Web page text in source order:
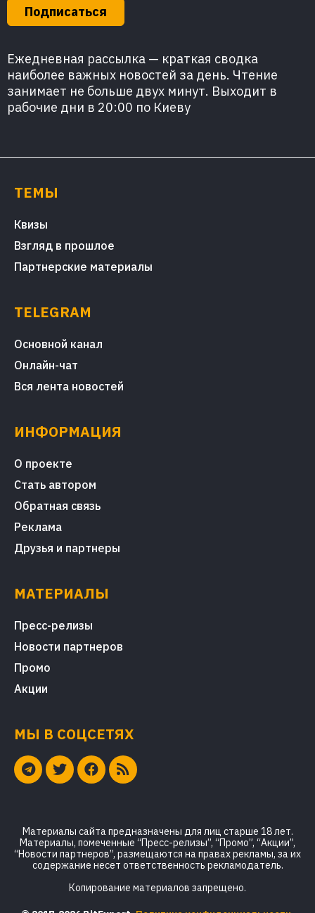
Подписаться
Ежедневная рассылка — краткая сводка
наиболее важных новостей за день. Чтение
занимает не больше двух минут. Выходит в
рабочие дни в 20:00 по Киеву
ТЕМЫ
Квизы
Взгляд в прошлое
Партнерские материалы
TELEGRAM
Основной канал
Онлайн-чат
Вся лента новостей
ИНФОРМАЦИЯ
О проекте
Стать автором
Обратная связь
Реклама
Друзья и партнеры
МАТЕРИАЛЫ
Пресс-релизы
Новости партнеров
Промо
Акции
МЫ В СОЦСЕТЯХ
Материалы сайта предназначены для лиц старше 18 лет.
Материалы, помеченные “Пресс-релизы”, “Промо”, “Акции”,
“Новости партнеров”, размещаются на правах рекламы, за их
содержание несет ответственность рекламодатель.
Копирование материалов запрещено.